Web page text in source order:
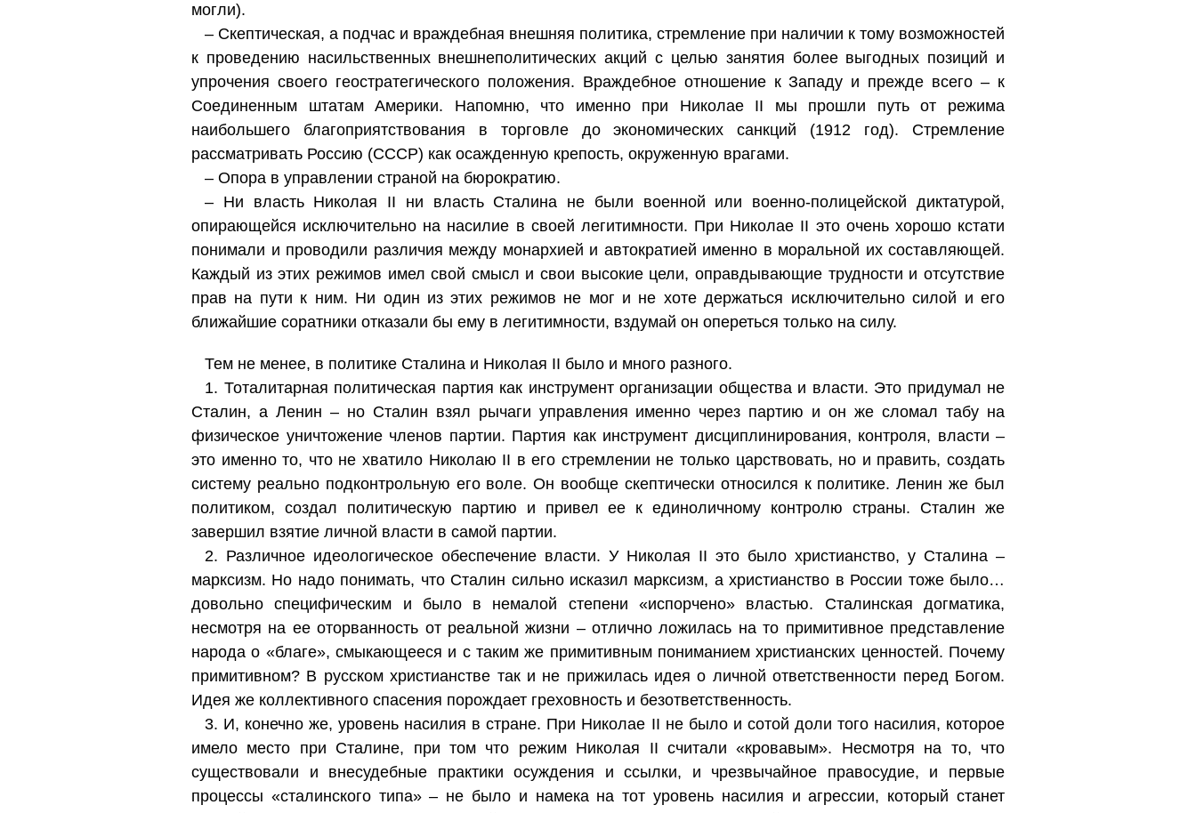
могли).
– Скептическая, а подчас и враждебная внешняя политика, стремление при наличии к тому возможностей
к проведению насильственных внешнеполитических акций с целью занятия более выгодных позиций и
упрочения своего геостратегического положения. Враждебное отношение к Западу и прежде всего – к
Соединенным штатам Америки. Напомню, что именно при Николае II мы прошли путь от режима
наибольшего благоприятствования в торговле до экономических санкций (1912 год). Стремление
рассматривать Россию (СССР) как осажденную крепость, окруженную врагами.
– Опора в управлении страной на бюрократию.
– Ни власть Николая II ни власть Сталина не были военной или военно-полицейской диктатурой,
опирающейся исключительно на насилие в своей легитимности. При Николае II это очень хорошо кстати
понимали и проводили различия между монархией и автократией именно в моральной их составляющей.
Каждый из этих режимов имел свой смысл и свои высокие цели, оправдывающие трудности и отсутствие
прав на пути к ним. Ни один из этих режимов не мог и не хоте держаться исключительно силой и его
ближайшие соратники отказали бы ему в легитимности, вздумай он опереться только на силу.
Тем не менее, в политике Сталина и Николая II было и много разного.
1. Тоталитарная политическая партия как инструмент организации общества и власти. Это придумал не
Сталин, а Ленин – но Сталин взял рычаги управления именно через партию и он же сломал табу на
физическое уничтожение членов партии. Партия как инструмент дисциплинирования, контроля, власти –
это именно то, что не хватило Николаю II в его стремлении не только царствовать, но и править, создать
систему реально подконтрольную его воле. Он вообще скептически относился к политике. Ленин же был
политиком, создал политическую партию и привел ее к единоличному контролю страны. Сталин же
завершил взятие личной власти в самой партии.
2. Различное идеологическое обеспечение власти. У Николая II это было христианство, у Сталина –
марксизм. Но надо понимать, что Сталин сильно исказил марксизм, а христианство в России тоже было…
довольно специфическим и было в немалой степени «испорчено» властью. Сталинская догматика,
несмотря на ее оторванность от реальной жизни – отлично ложилась на то примитивное представление
народа о «благе», смыкающееся и с таким же примитивным пониманием христианских ценностей. Почему
примитивном? В русском христианстве так и не прижилась идея о личной ответственности перед Богом.
Идея же коллективного спасения порождает греховность и безответственность.
3. И, конечно же, уровень насилия в стране. При Николае II не было и сотой доли того насилия, которое
имело место при Сталине, при том что режим Николая II считали «кровавым». Несмотря на то, что
существовали и внесудебные практики осуждения и ссылки, и чрезвычайное правосудие, и первые
процессы «сталинского типа» – не было и намека на тот уровень насилия и агрессии, который станет